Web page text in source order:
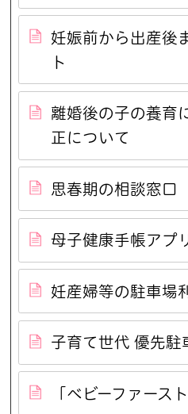
妊娠前から出産後
ト
離婚後の子の養育
正について
思春期の相談窓口
母子健康手帳アプ
妊産婦等の駐車場
子育て世代 優先駐
「ベビーファース